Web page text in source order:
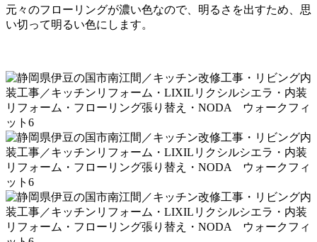
元々のフローリングが濃い色なので、明るさを出すため、思
い切って明るい色にします。